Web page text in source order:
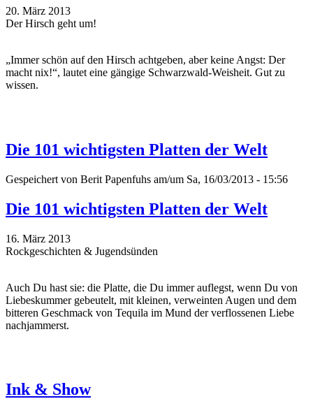
20. März 2013
Der Hirsch geht um!
„Immer schön auf den Hirsch achtgeben, aber keine Angst: Der
macht nix!“, lautet eine gängige Schwarzwald-Weisheit. Gut zu
wissen.
Die 101 wichtigsten Platten der Welt
Gespeichert von Berit Papenfuhs am/um Sa, 16/03/2013 - 15:56
Die 101 wichtigsten Platten der Welt
16. März 2013
Rockgeschichten & Jugendsünden
Auch Du hast sie: die Platte, die Du immer auflegst, wenn Du von
Liebeskummer gebeutelt, mit kleinen, verweinten Augen und dem
bitteren Geschmack von Tequila im Mund der verflossenen Liebe
nachjammerst.
Ink & Show